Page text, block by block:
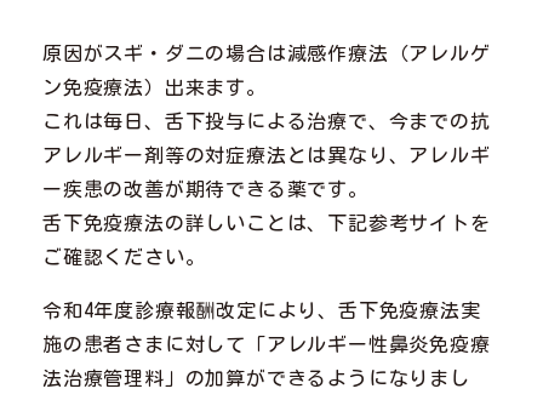
原因がスギ・ダニの場合は減感作療法（アレルゲ
ン免疫療法）出来ます。
これは毎日、舌下投与による治療で、今までの抗
アレルギー剤等の対症療法とは異なり、アレルギ
ー疾患の改善が期待できる薬です。
舌下免疫療法の詳しいことは、下記参考サイトを
ご確認ください。
令和4年度診療報酬改定により、舌下免疫療法実
施の患者さまに対して「アレルギー性鼻炎免疫療
法治療管理料」の加算ができるようになりまし